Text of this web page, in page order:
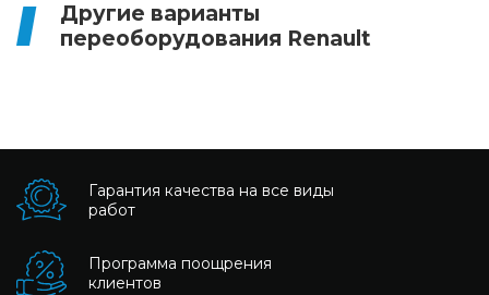
Другие варианты
переоборудования Renault
Гарантия качества на все виды
работ
Программа поощрения
клиентов